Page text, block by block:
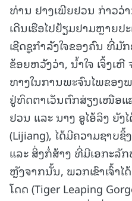
ທ່ານ ຢາງເພີຍຢວນ ກ່າວວ່
ເດີນເຮືອໄປຢ້ຽມຢາມຫຼາຍປ
ເຊີດຊູກຳລັງໃຈຂອງຄົນ ທີ່ມັ
ຂ້ອຍຫວັງວ່າ, ນ້ຳໃຈ ເຈິ້ງເ
ທາງໃນການພະຈົນໄພຂອງພ
ຢູ່ທິດຕາເວັນຕົກສ່ຽງເໜືອ
ຢວນ ແລະ ນາງ ອູໄອ້ລິງ ຍັງ
(Lijiang), ໄດ້ມີຄວາມຊາບ
ແລະ ສິ່ງກໍ່ສ້າງ ທີ່ມີເອກະລັກ
ຫຼັງຈາກນັ້ນ, ພວກເຂົາເຈົ້າໄ
ໂດດ (Tiger Leaping